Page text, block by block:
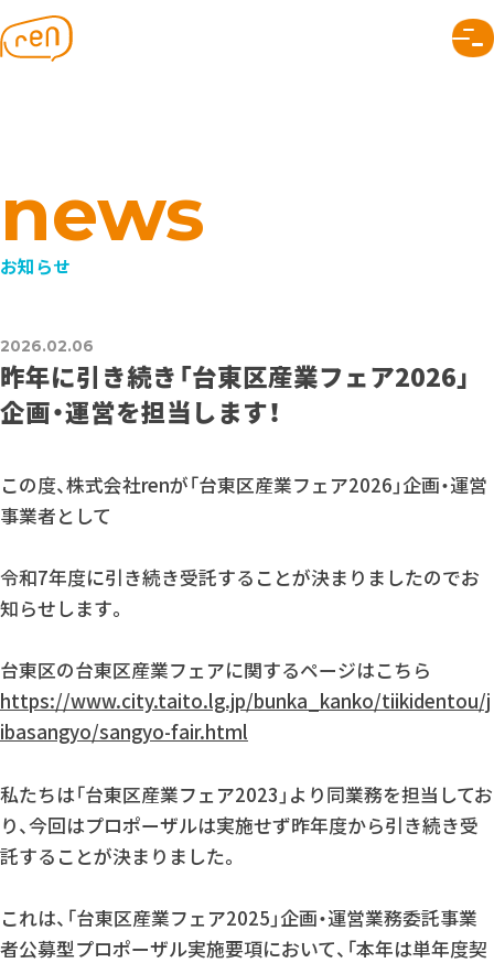
株式会社ren｜つながりのデザイン
トップページ
renについて
なぜつながり？
できること
プロジェクト
事業デザイン
コミュニケーションデザイン
つながりのヒント
お知らせ
よくあるご質問
renの会社案内
相談する
ぜひぜひ
Instagram
X
Facebook
個人情報保護方針
お知らせ
昨年に引き続き「台東区産業フェア2026」
企画・運営を担当します！
2026.02.06
この度、株式会社renが「台東区産業フェア2026」企画・運営
事業者として
令和7年度に引き続き受託することが決まりましたのでお
知らせします。
台東区の台東区産業フェアに関するページはこちら
https://www.city.taito.lg.jp/bunka_kanko/tiikidentou/j
ibasangyo/sangyo-fair.html
私たちは「台東区産業フェア2023」より同業務を担当してお
り、今回はプロポーザルは実施せず昨年度から引き続き受
託することが決まりました。
これは、「台東区産業フェア2025」企画・運営業務委託事業
者公募型プロポーザル実施要項において、「本年は単年度契